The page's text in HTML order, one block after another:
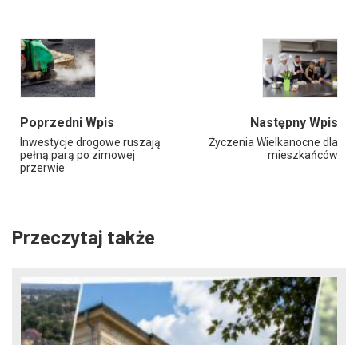
Poprzedni Wpis
Inwestycje drogowe ruszają
pełną parą po zimowej
przerwie
Następny Wpis
Życzenia Wielkanocne dla
mieszkańców
Przeczytaj także